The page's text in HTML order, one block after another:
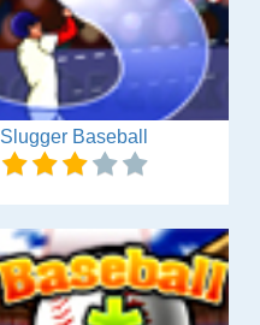
Slugger Baseball